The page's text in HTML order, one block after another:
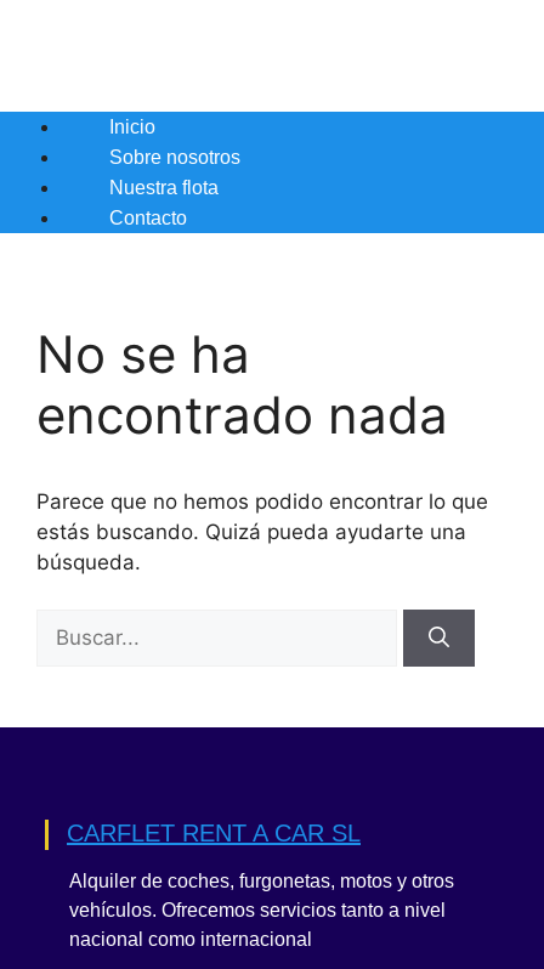
Inicio
Sobre nosotros
Nuestra flota
Contacto
No se ha
encontrado nada
Parece que no hemos podido encontrar lo que
estás buscando. Quizá pueda ayudarte una
búsqueda.
CARFLET RENT A CAR SL
Alquiler de coches, furgonetas, motos y otros
vehículos. Ofrecemos servicios tanto a nivel
nacional como internacional